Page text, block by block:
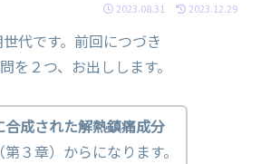
2023.08.31 2023.12.29
代です。前回につづき
を２つ、お出しします。
合成された解熱鎮痛成分
３章）からになります。